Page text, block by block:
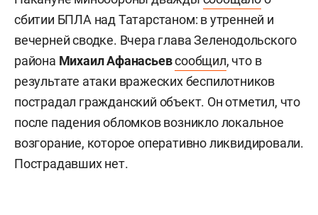
сбитии БПЛА над Татарстаном: в утренней и
вечерней сводке. Вчера глава Зеленодольского
района Михаил Афанасьевсообщил, что в
результате атаки вражеских беспилотников
пострадал гражданский объект. Он отметил, что
после падения обломков возникло локальное
возгорание, которое оперативно ликвидировали.
Пострадавших нет.